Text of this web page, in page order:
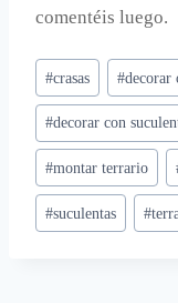
comentéis luego.
Etiquetas
de
la
entrada:
#crasas #decorar
#decorar con
#montar terrario
#suculentas #